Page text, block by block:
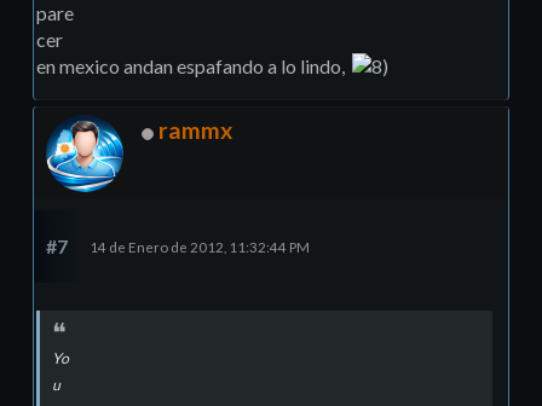
pare
cer
en mexico andan espafando a lo lindo,
rammx
#7 14 de Enero de 2012, 11:32:44 PM
Yo
u